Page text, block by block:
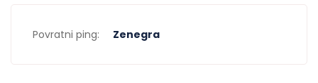
Povratni ping: Zenegra